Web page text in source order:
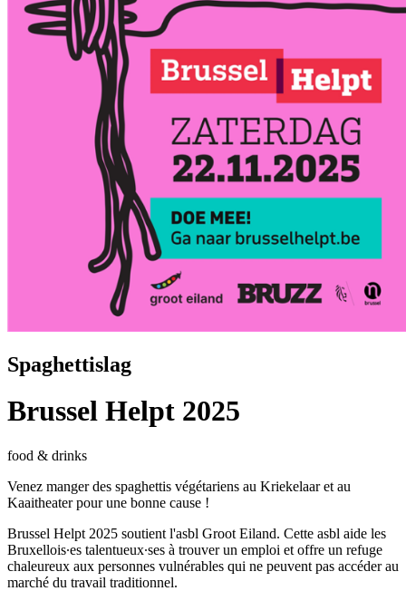
Spaghettislag
Brussel Helpt 2025
food & drinks
Venez manger des spaghettis végétariens au Kriekelaar et au
Kaaitheater pour une bonne cause !
Brussel Helpt 2025 soutient l'asbl Groot Eiland. Cette asbl aide les
Bruxellois∙es talentueux∙ses à trouver un emploi et offre un refuge
chaleureux aux personnes vulnérables qui ne peuvent pas accéder au
marché du travail traditionnel.